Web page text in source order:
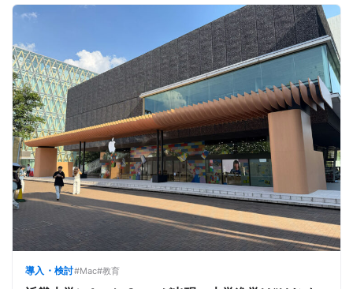
導入・検討#Mac#教育